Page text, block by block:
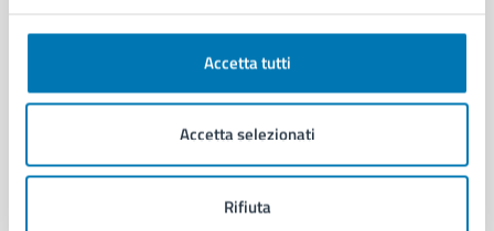
Accetta tutti
Accetta selezionati
Rifiuta
Organi di governo
Enti e fondazioni
Personale amministrativo
Intranet, posta aziendale e protocollo